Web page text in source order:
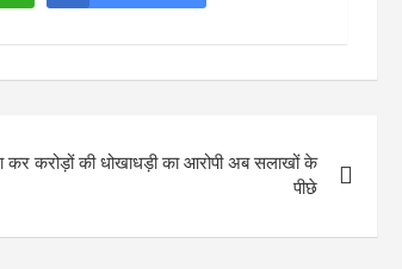
कर करोड़ों की धोखाधड़ी का आरोपी अब सलाखों के
पीछे